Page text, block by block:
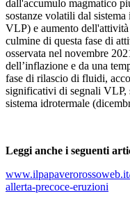
dall'accumulo magmatico
sostanze volatili dal
VLP) e aumento
culmine di questa fase di
osservata nel novembre
dell’inflazione e da una
fase di rilascio di fluidi,
significativi di segnali VLP,
sistema idrotermale
Leggi anche i seguenti
allerta-precoce-eruzioni